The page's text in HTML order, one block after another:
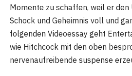
Momente zu schaffen, weil er den
Schock und Geheimnis voll und
folgenden Videoessay geht
wie Hitchcock mit den oben
nervenaufreibende suspense